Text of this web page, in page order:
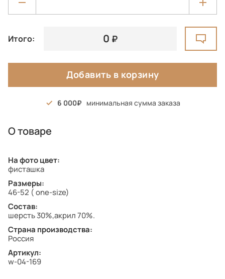
Итого: 0
Добавить в корзину
6 000 минимальная сумма заказа
О товаре
На фото цвет:
фисташка
Размеры:
46-52 ( one-size)
Состав:
шерсть 30%,акрил 70%.
Страна производства:
Россия
Артикул:
w-04-169